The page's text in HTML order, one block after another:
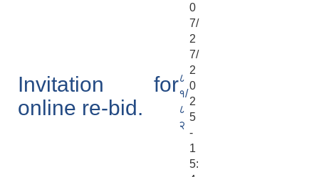
Invitation for
online re-bid.
८
१/
८
२
0
7/
2
7/
2
0
2
5
-
1
5: